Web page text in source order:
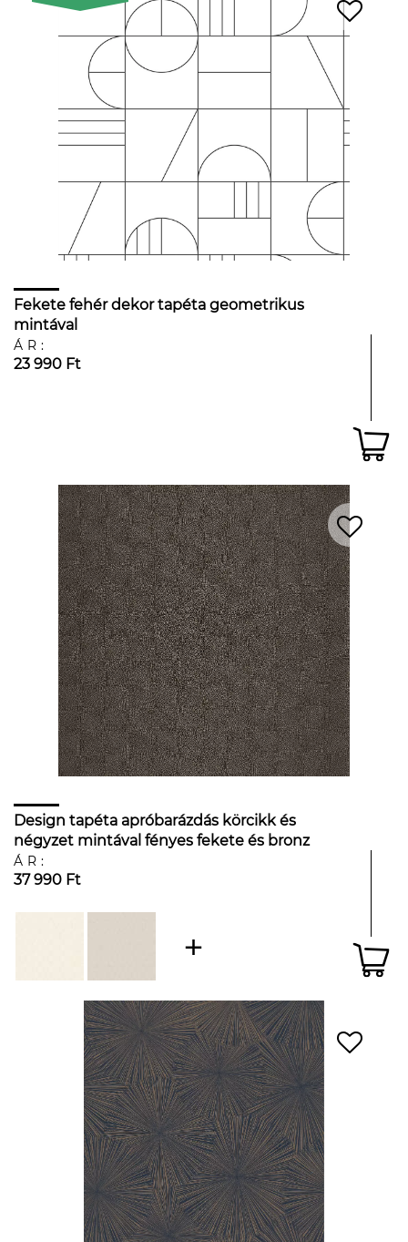
Fekete fehér dekor tapéta geometrikus
mintával
ÁR:
23 990 Ft
Design tapéta apróbarázdás körcikk és
négyzet mintával fényes fekete és bronz
színben
ÁR:
37 990 Ft